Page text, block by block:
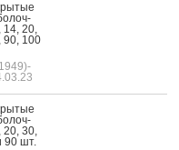
14, 20,
90, 100
20, 30,
90 шт.